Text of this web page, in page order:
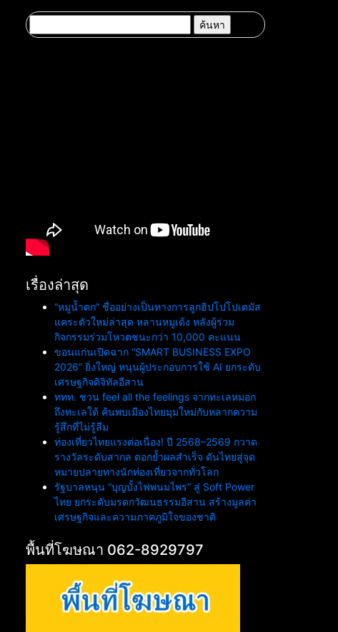
สำหรับ:
เรื่องล่าสุด
“หมูน้ำตก” ชื่ออย่างเป็นทางการลูกฮิปโปโปเตมัส
แคระตัวใหม่ล่าสุด หลานหมูเด้ง หลังผู้ร่วม
กิจกรรมร่วมโหวตชนะกว่า 10,000 คะแนน
ขอนแก่นเปิดฉาก “SMART BUSINESS EXPO
2026” ยิ่งใหญ่ หนุนผู้ประกอบการใช้ AI ยกระดับ
เศรษฐกิจดิจิทัลอีสาน
ททท. ชวน feel all the feelings จากทะเลหมอก
ถึงทะเลใต้ ค้นพบเมืองไทยมุมใหม่กับหลากความ
รู้สึกที่ไม่รู้ลืม
ท่องเที่ยวไทยแรงต่อเนื่อง! ปี 2568–2569 กวาด
รางวัลระดับสากล ตอกย้ำผลสำเร็จ ดันไทยสู่จุด
หมายปลายทางนักท่องเที่ยวจากทั่วโลก
รัฐบาลหนุน “บุญบั้งไฟพนมไพร” สู่ Soft Power
ไทย ยกระดับมรดกวัฒนธรรมอีสาน สร้างมูลค่า
เศรษฐกิจและความภาคภูมิใจของชาติ
พื้นที่โฆษณา 062-8929797